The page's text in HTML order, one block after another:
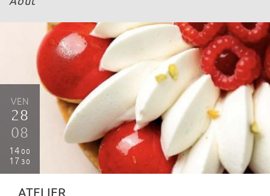
VEN
28
08
14 00
17 30
ATELIER